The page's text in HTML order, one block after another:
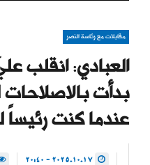
مقابلات مع رئاسة النصر
العبادي: انقلب
بدأت بالاصلاحات
عندما كنت رئيساً